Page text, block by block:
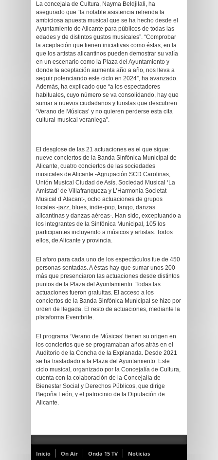
La concejala de Cultura, Nayma Beldjilali, ha
asegurado que “la notable asistencia refrenda la
ambiciosa apuesta musical que se ha hecho desde el
Ayuntamiento de Alicante para públicos de todas las
edades y de distintos gustos musicales”. “Comprobar
la aceptación que tienen iniciativas como éstas, en la
que los artistas alicantinos pueden demostrar su valía
en un escenario como la Plaza del Ayuntamiento y
donde la aceptación aumenta año a año, nos lleva a
seguir potenciando este ciclo en 2024”, ha avanzado.
Además, ha explicado que “a los espectadores
habituales, cuyo número se va consolidando, hay que
sumar a nuevos ciudadanos y turistas que descubren
‘Verano de Músicas’ y no quieren perderse esta cita
cultural-musical veraniega”.
El desglose de las 21 actuaciones es el que sigue:
nueve conciertos de la Banda Sinfónica Municipal de
Alicante, cuatro conciertos de las sociedades
musicales de Alicante -Agrupación SCD Carolinas,
Unión Musical Ciudad de Asís, Sociedad Musical ‘La
Amistad’ de Villafranqueza y L’Harmonia Societat
Musical d’Alacant-, ocho actuaciones de grupos
locales -jazz, blues, indie-pop, tango, danzas
alicantinas y danzas aéreas-. Han sido, exceptuando a
los integrantes de la Sinfónica Municipal, 105 los
participantes incluyendo a músicos y artistas. Todos
ellos, de Alicante y provincia.
El aforo para cada uno de los espectáculos fue de 450
personas sentadas. A éstas hay que sumar unos 200
más que presenciaron las actuaciones desde distintos
puntos de la Plaza del Ayuntamiento. Todas las
actuaciones fueron gratuitas. El acceso a los
conciertos de la Banda Sinfónica Municipal se hizo por
orden de llegada. El resto de actuaciones, mediante la
plataforma Eventbrite.
El programa ‘Verano de Músicas’ tienen su origen en
los conciertos que se programaban años atrás en el
Auditorio de la Concha de la Explanada. Desde 2021
se ha trasladado a la Plaza del Ayuntamiento. Este
ciclo musical, organizado por la Concejalía de Cultura,
cuenta con la colaboración de la Concejalía de
Bienestar Social y Derechos Públicos, que dirige
Begoña León, y el patrocinio de la Diputación de
Alicante.
Inicio On Air Onda 15 TV Noticias